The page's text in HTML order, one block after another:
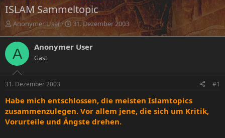
ISLAM Sammeltopic
E
s
e
l
l
e
Anonymer User
E
l
m
31. Dezember 2003
A Anonymer User
Gast
31. Dezember 2003 #1
Habe mich entschlossen, die meisten Islamtopics
zusammenzulegen. Vor allem jene, die sich um Kritik,
Vorurteile und Ängste drehen.